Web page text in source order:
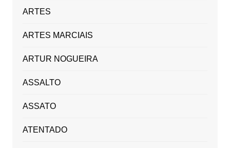
ARTES
ARTES MARCIAIS
ARTUR NOGUEIRA
ASSALTO
ASSATO
ATENTADO